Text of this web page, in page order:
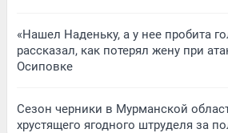
«Нашел Наденьку, а у нее пробита
рассказал, как потерял жену при
Осиповке
Сезон черники в Мурманской
хрустящего ягодного штруделя за